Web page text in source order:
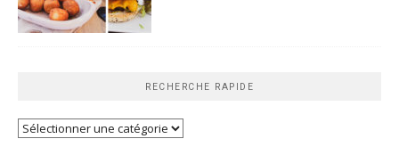
RECHERCHE RAPIDE
Recherche